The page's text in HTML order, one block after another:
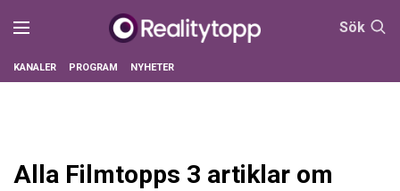
Sök
KANALER PROGRAM NYHETER
Alla Filmtopps 3 artiklar om